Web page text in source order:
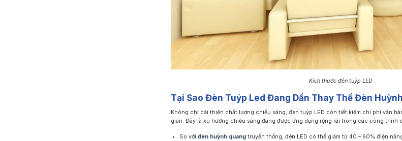
Kích thước đèn tuýp LED
Tại Sao Đèn Tuýp Led Đang Dần Thay Thế Đèn
Không chỉ cải thiện chất lượng chiếu sáng, đèn tuýp LED còn tiết kiệm chi phí vận
gian. Đây là xu hướng chiếu sáng đang được ứng dụng rộng rãi trong các công trình
So vớiđèn huỳnh quang truyền thống, đèn LED có thể giảm từ 40 – 60% điện